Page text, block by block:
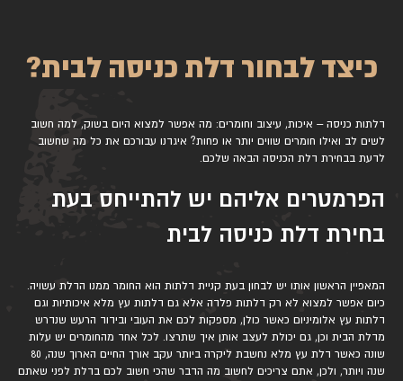
כיצד לבחור דלת כניסה לבית?
דלתות כניסה – איכות, עיצוב וחומרים: מה אפשר למצוא היום בשוק, למה חשוב
לשים לב ואילו חומרים שווים יותר או פחות? איגדנו עבורכם את כל מה שחשוב
לדעת בבחירת דלת הכניסה הבאה שלכם.
הפרמטרים אליהם יש להתייחס בעת
בחירת דלת כניסה לבית
המאפיין הראשון אותו יש לבחון בעת קניית דלתות הוא החומר ממנו הדלת עשויה.
כיום אפשר למצוא לא רק דלתות פלדה אלא גם דלתות עץ מלא איכותיות וגם
דלתות עץ אלומיניום כאשר כולן, מספקות לכם את העובי ובידוד הרעש שנדרש
מדלת הבית וכן, גם יכולת לעצב אותן איך שתרצו. לכל אחד מהחומרים יש עלות
שונה כאשר דלת עץ מלא נחשבת ליקרה ביותר עקב אורך החיים הארוך שנה, 80
שנה ויותר, ולכן, אתם צריכים לחשוב מה הדבר שהכי חשוב לכם בדלת לפני שאתם